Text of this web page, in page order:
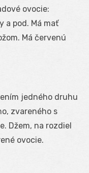
ovocie:
a pod. Má mať
Má červenú
jedného druhu
zvareného s
Džem, na rozdiel
ovocie.